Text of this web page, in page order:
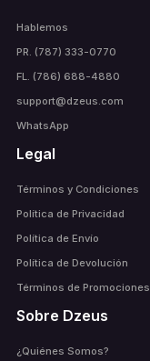
Hablemos
PR. (787) 333-0770
FL. (786) 688-4880
support@dzeus.com
WhatsApp
Legal
Términos y Condiciones
Política de Privacidad
Política de Envío
Política de Devolución
Términos de Promociones
Sobre Dzeus
¿Quiénes Somos?